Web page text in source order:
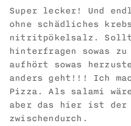
Super lecker! Und
ohne schädliches
nitritpökelsalz.
hinterfragen sowas
aufhört sowas
anders geht!!! Ich
Pizza. Als salami
aber das hier ist der
zwischendurch.